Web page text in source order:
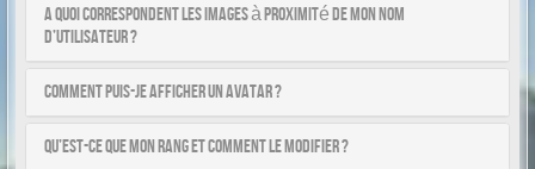
A quoi correspondent les images à proximité de mon nom
d’utilisateur ?
Comment puis-je afficher un avatar ?
Qu’est-ce que mon rang et comment le modifier ?